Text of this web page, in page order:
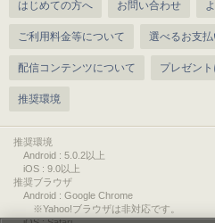
はじめての方へ お問い合わせ
ご利用料金等について 選べるお支
配信コンテンツについて プレゼン
推奨環境
推奨環境
Android : 5.0.2以上
iOS : 9.0以上
推奨ブラウザ
Android : Google Chrome
※Yahoo!ブラウザは非対応です。